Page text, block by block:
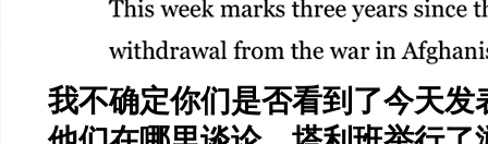
我不确定你们是否看到了今天发